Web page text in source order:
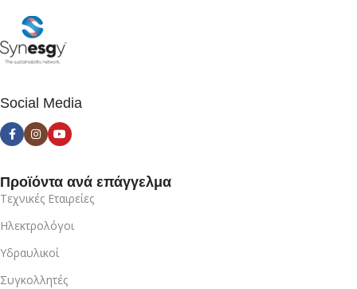
Social Media
Προϊόντα ανά επάγγελμα
Τεχνικές Εταιρείες
Ηλεκτρολόγοι
Υδραυλικοί
Συγκολλητές